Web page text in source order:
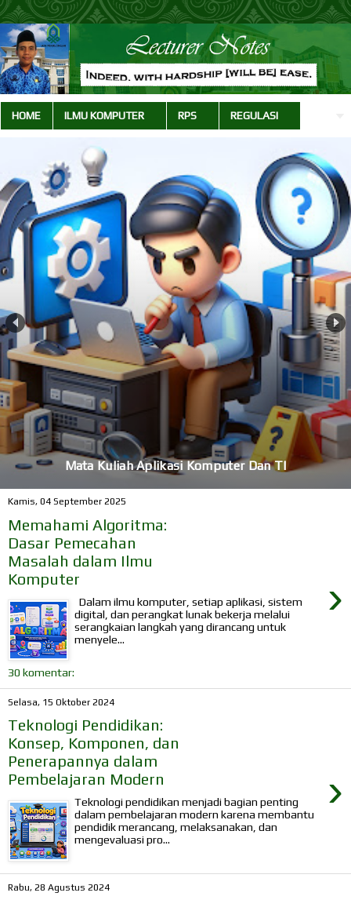
HOME ILMU KOMPUTER RPS REGULASI
Mata Kuliah Aplikasi Komputer Dan TI
Kamis, 04 September 2025
Memahami Algoritma:
Dasar Pemecahan
Masalah dalam Ilmu
Komputer
›
Dalam ilmu komputer, setiap aplikasi, sistem
digital, dan perangkat lunak bekerja melalui
serangkaian langkah yang dirancang untuk
menyele...
30 komentar:
Selasa, 15 Oktober 2024
Teknologi Pendidikan:
Konsep, Komponen, dan
Penerapannya dalam
Pembelajaran Modern
›
Teknologi pendidikan menjadi bagian penting
dalam pembelajaran modern karena membantu
pendidik merancang, melaksanakan, dan
mengevaluasi pro...
Rabu, 28 Agustus 2024